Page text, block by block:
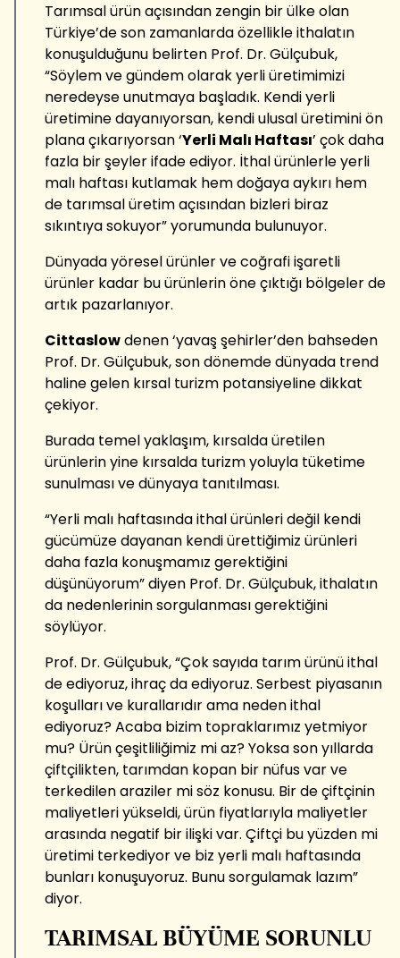
Tarımsal ürün açısından zengin bir ülke olan
Türkiye’de son zamanlarda özellikle ithalatın
konuşulduğunu belirten Prof. Dr. Gülçubuk,
“Söylem ve gündem olarak yerli üretimimizi
neredeyse unutmaya başladık. Kendi yerli
üretimine dayanıyorsan, kendi ulusal üretimini ön
plana çıkarıyorsan ‘Yerli Malı Haftası’ çok daha
fazla bir şeyler ifade ediyor. İthal ürünlerle yerli
malı haftası kutlamak hem doğaya aykırı hem
de tarımsal üretim açısından bizleri biraz
sıkıntıya sokuyor” yorumunda bulunuyor.
Dünyada yöresel ürünler ve coğrafi işaretli
ürünler kadar bu ürünlerin öne çıktığı bölgeler de
artık pazarlanıyor.
Cittaslowdenen ‘yavaş şehirler’den bahseden
Prof. Dr. Gülçubuk, son dönemde dünyada trend
haline gelen kırsal turizm potansiyeline dikkat
çekiyor.
Burada temel yaklaşım, kırsalda üretilen
ürünlerin yine kırsalda turizm yoluyla tüketime
sunulması ve dünyaya tanıtılması.
“Yerli malı haftasında ithal ürünleri değil kendi
gücümüze dayanan kendi ürettiğimiz ürünleri
daha fazla konuşmamız gerektiğini
düşünüyorum” diyen Prof. Dr. Gülçubuk, ithalatın
da nedenlerinin sorgulanması gerektiğini
söylüyor.
Prof. Dr. Gülçubuk, “Çok sayıda tarım ürünü ithal
de ediyoruz, ihraç da ediyoruz. Serbest piyasanın
koşulları ve kurallarıdır ama neden ithal
ediyoruz? Acaba bizim topraklarımız yetmiyor
mu? Ürün çeşitliliğimiz mi az? Yoksa son yıllarda
çiftçilikten, tarımdan kopan bir nüfus var ve
terkedilen araziler mi söz konusu. Bir de çiftçinin
maliyetleri yükseldi, ürün fiyatlarıyla maliyetler
arasında negatif bir ilişki var. Çiftçi bu yüzden mi
üretimi terkediyor ve biz yerli malı haftasında
bunları konuşuyoruz. Bunu sorgulamak lazım”
diyor.
TARIMSAL BÜYÜME SORUNLU